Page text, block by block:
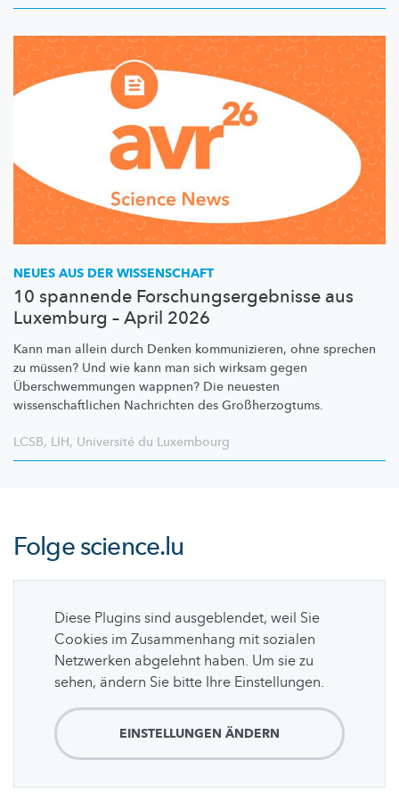
NEUES AUS DER WISSENSCHAFT
10 spannende Forschungsergebnisse aus
Luxemburg – April 2026
Kann man allein durch Denken kommunizieren, ohne sprechen
zu müssen? Und wie kann man sich wirksam gegen
Überschwemmungen wappnen? Die neuesten
wissenschaftlichen Nachrichten des Großherzogtums.
LCSB, LIH, Université du Luxembourg
Folgescience.lu
Diese Plugins sind ausgeblendet, weil Sie
Cookies im Zusammenhang mit sozialen
Netzwerken abgelehnt haben. Um sie zu
sehen, ändern Sie bitte Ihre Einstellungen.
EINSTELLUNGEN ÄNDERN